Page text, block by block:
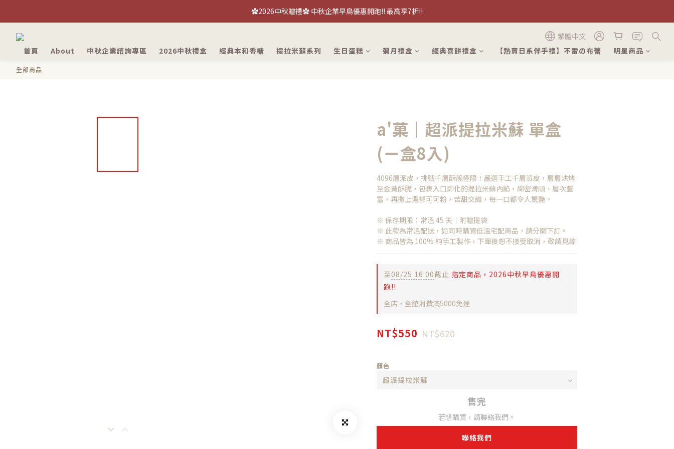
【喜餅優惠】免費『台北/台中』喜餅現場品鑑試吃～立即預約！
✿2026中秋贈禮✿ 中秋企業早鳥優惠開跑!! 最高享7折!!
繁體中文
首頁
About 中秋企業諮詢專區 2026中秋禮盒 經典本和香糖 提拉米蘇系列 生日蛋糕 彌月禮盒 經典喜餅禮盒 【熱賣日系伴手禮】不雷の布蕾 明星商品
全部商品
a'菓｜超派提拉米蘇 單盒
(ㄧ盒8入)
4096層派皮，挑戰千層酥脆極限！嚴選手工千層派皮，層層烘烤
至金黃酥脆，包裹入口即化的提拉米蘇內餡，綿密滑順、層次豐
富，再撒上濃郁可可粉，苦甜交織，每一口都令人驚艷。
※ 保存期限：常溫 45 天｜附贈提袋
※ 此款為常溫配送，如同時購買低溫宅配商品，請分開下訂。
※ 商品皆為 100% 純手工製作，下單後恕不接受取消，敬請見諒
至08/25 16:00截止 指定商品，2026中秋早鳥優惠開
跑!!
全店，全館消費滿5000免運
NT$550 NT$620
顏色
售完
若想購買，請聯絡我們。
聯絡我們